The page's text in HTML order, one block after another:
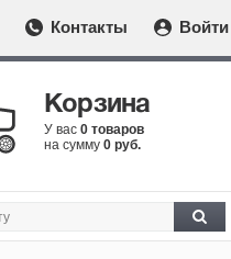
Контакты Войти
Корзина
У вас 0 товаров
на сумму 0 руб.